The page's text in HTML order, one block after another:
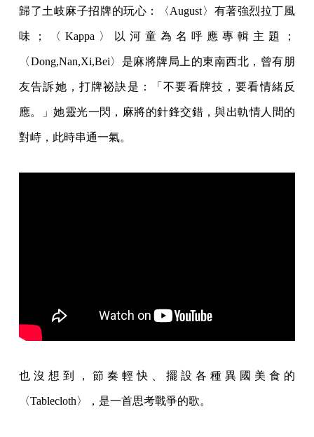
歸了土岐麻子招牌的玩心：〈August〉有著強烈拉丁風
味；〈Kappa〉以河童為名呼應專輯主題；
〈Dong,Nan,Xi,Bei〉是麻將牌局上的東南西北，曾有朋
友告訴她，打牌祕訣是：「不要看牌技，要看情緒反
應。」她靈光一閃，麻將的針鋒交錯，與出軌情人間的
對峙，此時串通一氣。
也沒想到，節奏輕快、擺設各種異國美食的
〈Tablecloth〉，是一首思考戰爭的歌。